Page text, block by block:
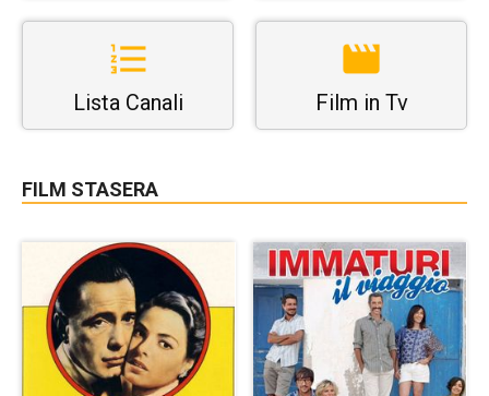
Lista Canali Film in Tv
FILM STASERA